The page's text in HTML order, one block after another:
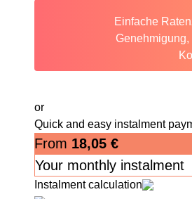
Einfache
or
Quick and easy instalment
From 18,05 €
Your monthly instalment
Instalment calculation